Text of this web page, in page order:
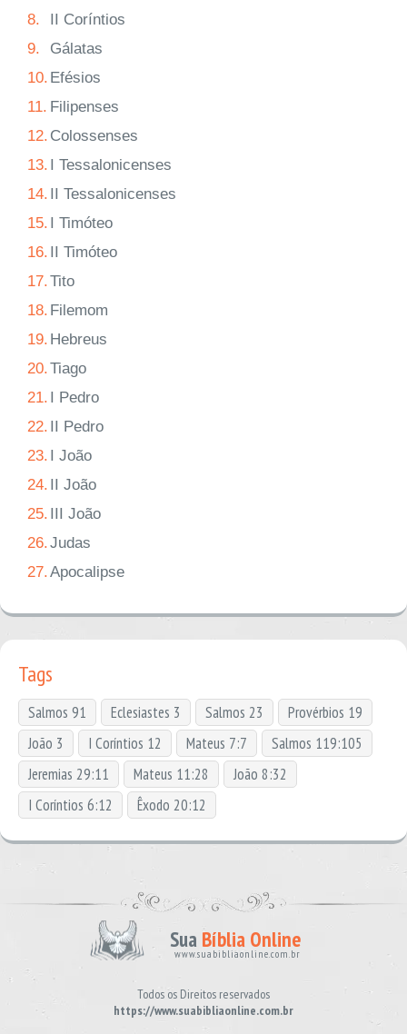
8.
II Coríntios
9.
Gálatas
10. Efésios
11. Filipenses
12. Colossenses
13. I Tessalonicenses
14. II Tessalonicenses
15. I Timóteo
16. II Timóteo
17.Tito
18. Filemom
19. Hebreus
20.Tiago
21. I Pedro
22. II Pedro
23. I João
24. II João
25. III João
26.Judas
27.Apocalipse
Tags
Salmos 91 Eclesiastes 3 Salmos 23
Provérbios 19
João 3
I Coríntios 12 Mateus 7:7
Salmos 119:105
Jeremias 29:11
Mateus 11:28
João 8:32
I Coríntios 6:12
Êxodo 20:12
Sua Bíblia Online
www.suabibliaonline.com.br
Todos os Direitos reservados
https://www.suabibliaonline.com.br